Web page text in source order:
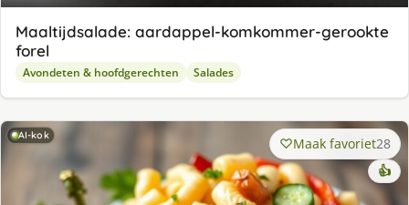
Maaltijdsalade: aardappel-komkommer-gerookte
forel
Avondeten & hoofdgerechten Salades
AI-kok Maak favoriet28
👍